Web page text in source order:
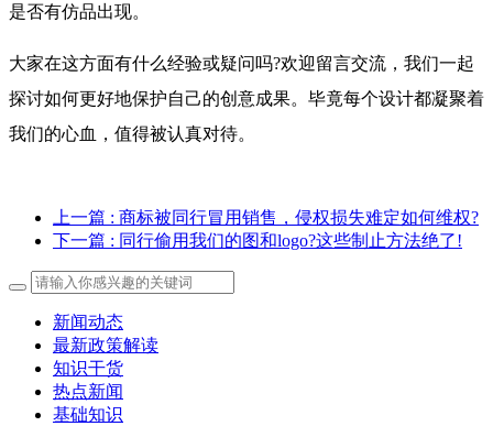
是否有仿品出现。
大家在这方面有什么经验或疑问吗?欢迎留言交流，我们一起
探讨如何更好地保护自己的创意成果。毕竟每个设计都凝聚着
我们的心血，值得被认真对待。
上一篇 : 商标被同行冒用销售，侵权损失难定如何维权?
下一篇 : 同行偷用我们的图和logo?这些制止方法绝了!
新闻动态
最新政策解读
知识干货
热点新闻
基础知识